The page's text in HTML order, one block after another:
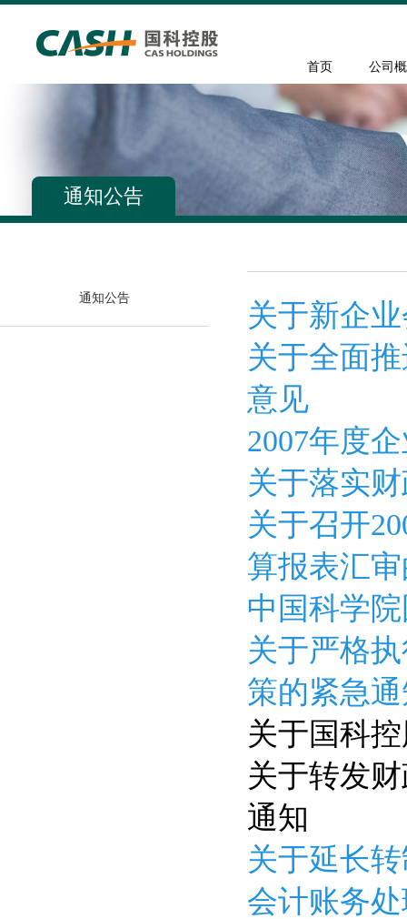
首页 公司
通知公告
通知公告
关于新企
关于全面
意见
2007年度
关于落实
关于召开
算报表汇
中国科学
关于严格
策的紧急
关于国科
关于转发
通知
关于延长
会计账务